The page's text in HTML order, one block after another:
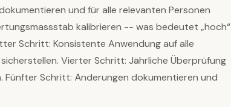
und für alle relevanten Personen
kalibrieren -- was bedeutet „hoch“
Schritt: Konsistente Anwendung auf alle
Vierter Schritt: Jährliche Überprüfung
Fünfter Schritt: Änderungen dokumentieren und